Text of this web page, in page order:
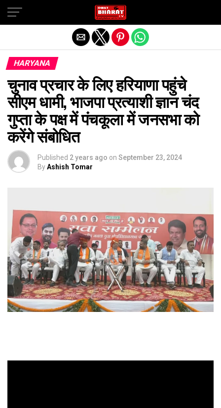
HARYANA
चुनाव प्रचार के लिए हरियाणा पहुंचे
सीएम धामी, भाजपा प्रत्याशी ज्ञान चंद
गुप्ता के पक्ष में पंचकूला में जनसभा को
करेंगे संबोधित
Published 2 years ago on September 23, 2024
ByAshish Tomar
Exit mobile version